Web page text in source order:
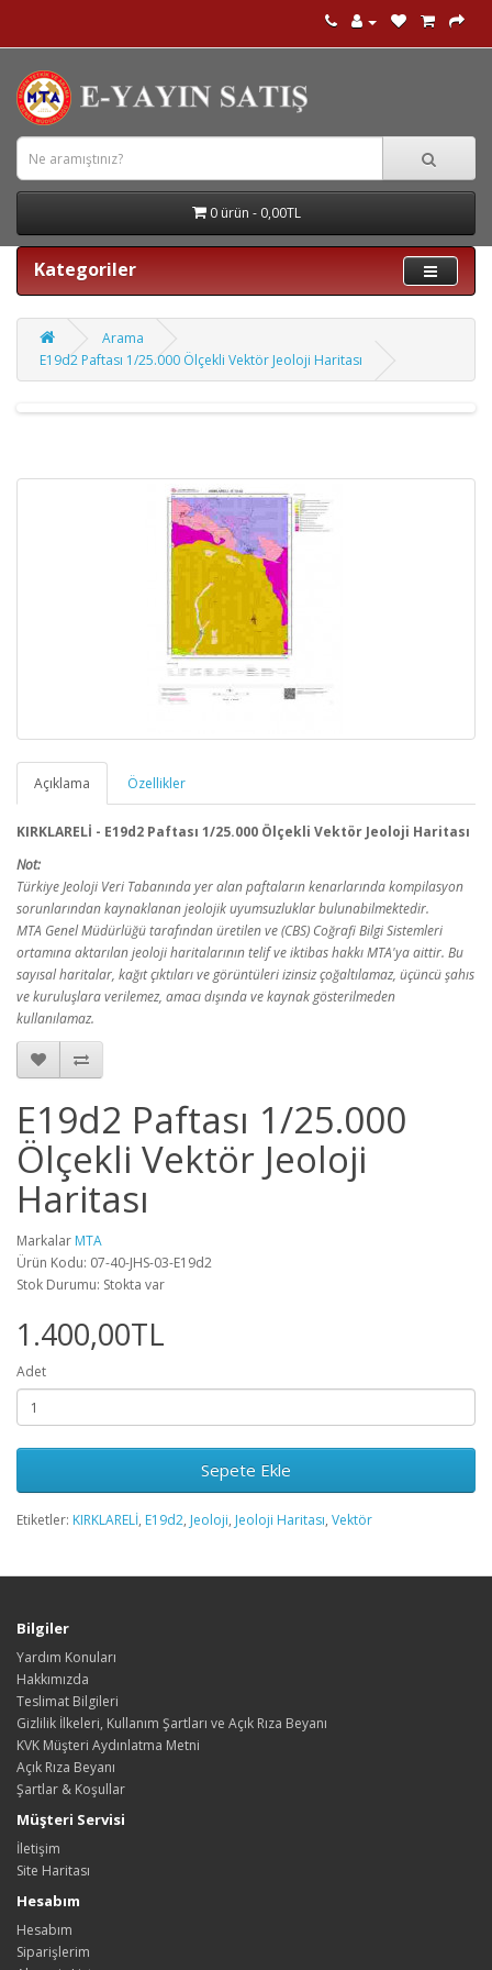
0 ürün - 0,00TL
Kategoriler
Arama
E19d2 Paftası 1/25.000 Ölçekli Vektör Jeoloji Haritası
Açıklama Özellikler
KIRKLARELİ - E19d2 Paftası 1/25.000 Ölçekli Vektör Jeoloji Haritası
Not:
Türkiye Jeoloji Veri Tabanında yer alan paftaların kenarlarında kompilasyon
sorunlarından kaynaklanan jeolojik uyumsuzluklar bulunabilmektedir.
MTA Genel Müdürlüğü tarafından üretilen ve (CBS) Coğrafi Bilgi Sistemleri
ortamına aktarılan jeoloji haritalarının telif ve iktibas hakkı MTA'ya aittir. Bu
sayısal haritalar, kağıt çıktıları ve görüntüleri izinsiz çoğaltılamaz, üçüncü şahıs
ve kuruluşlara verilemez, amacı dışında ve kaynak gösterilmeden
kullanılamaz.
E19d2 Paftası 1/25.000
Ölçekli Vektör Jeoloji
Haritası
Markalar MTA
Ürün Kodu: 07-40-JHS-03-E19d2
Stok Durumu: Stokta var
1.400,00TL
Adet
Sepete Ekle
Etiketler: KIRKLARELİ, E19d2, Jeoloji, Jeoloji Haritası, Vektör
Bilgiler
Yardım Konuları
Hakkımızda
Teslimat Bilgileri
Gizlilik İlkeleri, Kullanım Şartları ve Açık Rıza Beyanı
KVK Müşteri Aydınlatma Metni
Açık Rıza Beyanı
Şartlar & Koşullar
Müşteri Servisi
İletişim
Site Haritası
Hesabım
Hesabım
Siparişlerim